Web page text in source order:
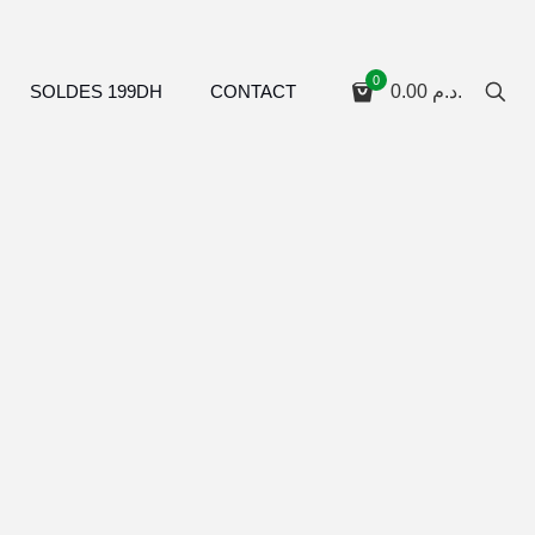
SOLDES 199DH CONTACT
0
0.00 د.م.